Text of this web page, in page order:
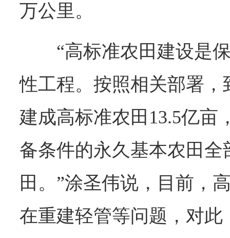
万公里。
“高标准农田建设是
性工程。按照相关部署，
建成高标准农田13.5亿亩
备条件的永久基本农田全
田。”涂圣伟说，目前，
在重建轻管等问题，对